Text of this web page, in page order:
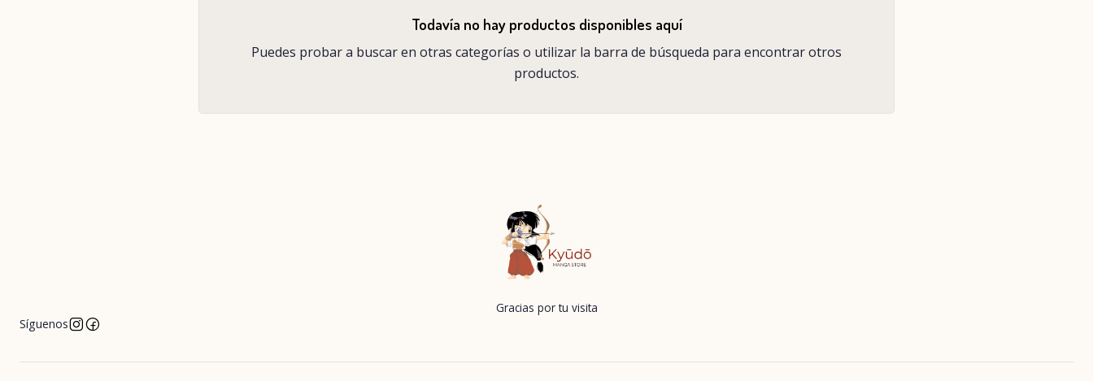
Todavía no hay productos disponibles aquí
Puedes probar a buscar en otras categorías o utilizar la barra de búsqueda para encontrar otros
productos.
Gracias por tu visita
Síguenos